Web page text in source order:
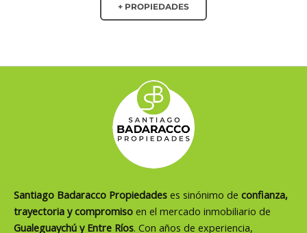
+ PROPIEDADES
Santiago Badaracco Propiedades es sinónimo de confianza,
trayectoria y compromiso en el mercado inmobiliario de
Gualeguaychú y Entre Ríos. Con años de experiencia,